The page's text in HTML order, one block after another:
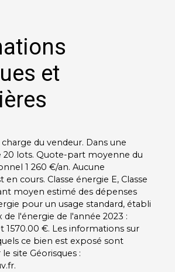
et
du vendeur. Dans une
lots. Quote-part moyenne du
1 260 €/an. Aucune
cours. Classe énergie E, Classe
moyen estimé des dépenses
pour un usage standard, établi
de l'énergie de l'année 2023 :
1570.00 €. Les informations sur
ce bien est exposé sont
site Géorisques :